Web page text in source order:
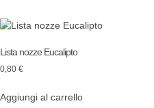
Lista nozze Eucalipto
0,80 €
Aggiungi al carrello